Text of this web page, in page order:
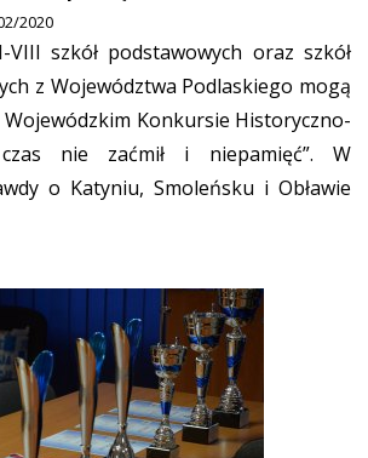
2020
VIII szkół podstawowych oraz szkół
z Województwa Podlaskiego mogą
Wojewódzkim Konkursie Historyczno-
nie zaćmił i niepamięć”. W
o Katyniu, Smoleńsku i Obławie